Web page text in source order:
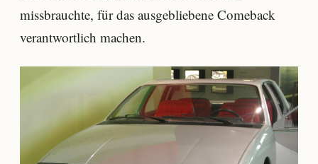
missbrauchte, für das ausgebliebene Comeback
verantwortlich machen.